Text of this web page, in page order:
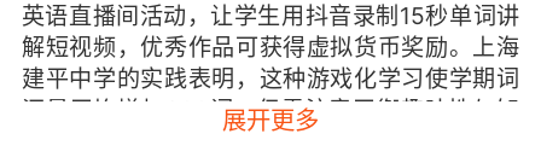
英语直播间活动，让学生用抖音录制15秒单词讲
解短视频，优秀作品可获得虚拟货币奖励。上海
建平中学的实践表明，这种游戏化学习使学期词
汇量平均增加800词。但需注意平衡趣味性与知
识性，正如哈佛大学教育研究院强调，有效的兴
展开更多